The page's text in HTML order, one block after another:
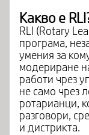
Какво е
RLI (Rotary
програма,
умения за
модериране
работи чрез
не само чрез
ротарианци,
разговори,
и дистрикта.